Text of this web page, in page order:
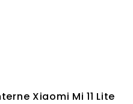
Xiaomi Mi 11 Lite